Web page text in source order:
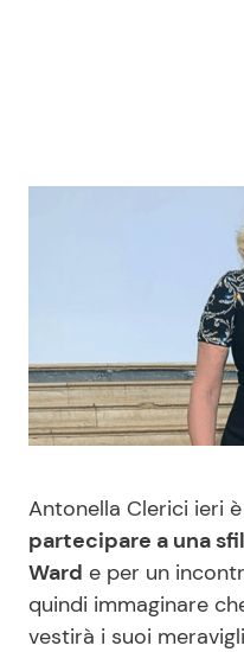
Moda e Style
News benessere
Salute
Antonella Clerici ieri
partecipare a una
Ward e per un
quindi immaginare
vestirà i suoi